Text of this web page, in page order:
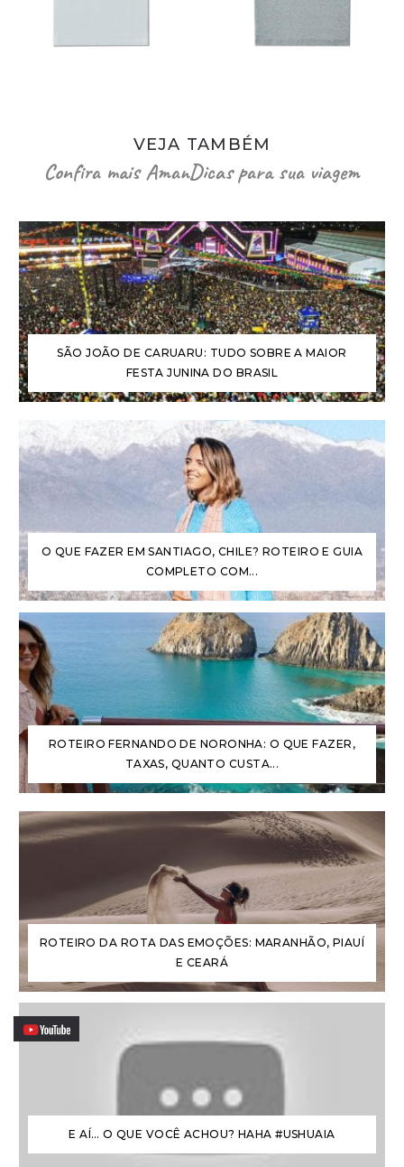
VEJA TAMBÉM
Confira mais AmanDicas para sua viagem
SÃO JOÃO DE CARUARU: TUDO SOBRE A MAIOR
FESTA JUNINA DO BRASIL
O QUE FAZER EM SANTIAGO, CHILE? ROTEIRO E GUIA
COMPLETO COM...
ROTEIRO FERNANDO DE NORONHA: O QUE FAZER,
TAXAS, QUANTO CUSTA...
ROTEIRO DA ROTA DAS EMOÇÕES: MARANHÃO, PIAUÍ
E CEARÁ
E AÍ… O QUE VOCÊ ACHOU? HAHA #USHUAIA